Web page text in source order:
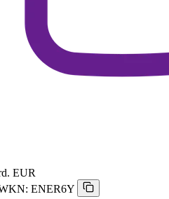
EUR
ENER6Y